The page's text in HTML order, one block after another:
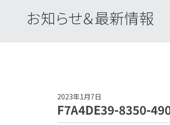
お知らせ＆最新情報
2023年1月7日
F7A4DE39-8350-